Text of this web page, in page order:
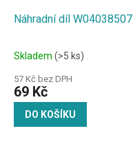
Náhradní díl W04038507
Skladem (>5 ks)
57 Kč bez DPH
69 Kč
DO KOŠÍKU